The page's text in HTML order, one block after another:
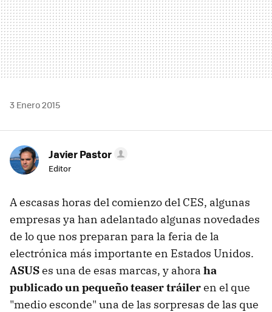
3 Enero 2015
Javier Pastor
Editor
A escasas horas del comienzo del CES, algunas
empresas ya han adelantado algunas novedades
de lo que nos preparan para la feria de la
electrónica más importante en Estados Unidos.
ASUSes una de esas marcas, y ahora ha
publicado un pequeño teaser tráileren el que
"medio esconde" una de las sorpresas de las que